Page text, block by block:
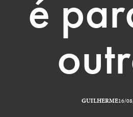
é
GUILHERME16/